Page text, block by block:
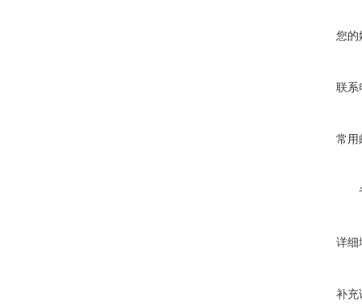
您的
联系
常用
详细
补充